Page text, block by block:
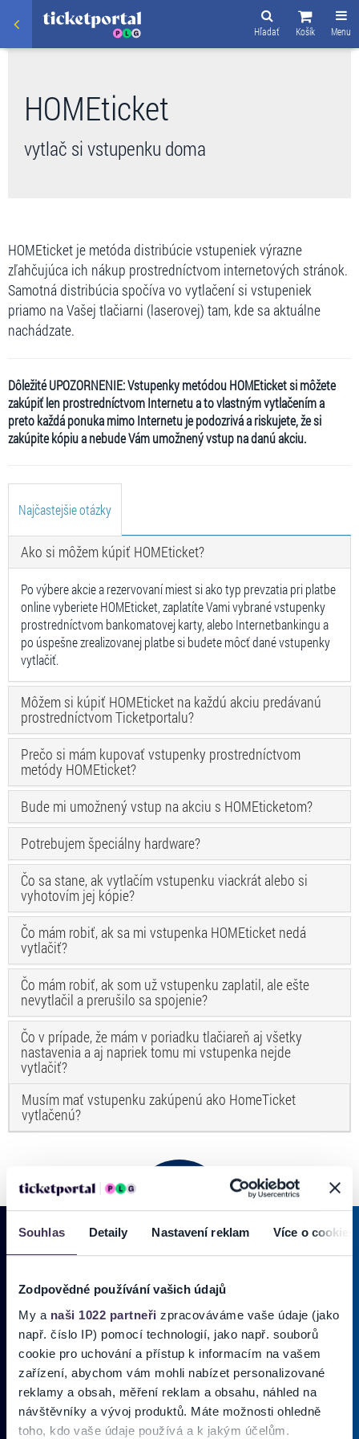
Souhlas Detaily Nastavení reklam Více o cookies
Zodpovědné používání vašich údajů
My a naši 1022 partneři zpracováváme vaše údaje (jako
např. číslo IP) pomocí technologií, jako např. souborů
cookie pro uchování a přístup k informacím na vašem
zařízení, abychom vám mohli nabízet personalizované
reklamy a obsah, měření reklam a obsahu, náhled na
návštěvníky a vývoj produktů. Máte možnosti ohledně
toho, kdo vaše údaje používá a k jakým účelům.
Menu
Košík
Hľadať
HOMEticket
vytlač si vstupenku doma
HOMEticket je metóda distribúcie vstupeniek výrazne
zľahčujúca ich nákup prostredníctvom internetových stránok.
Samotná distribúcia spočíva vo vytlačení si vstupeniek
priamo na Vašej tlačiarni (laserovej) tam, kde sa aktuálne
nachádzate.
Dôležité UPOZORNENIE: Vstupenky metódou HOMEticket si môžete
zakúpiť len prostredníctvom Internetu a to vlastným vytlačením a
preto každá ponuka mimo Internetu je podozrivá a riskujete, že si
zakúpite kópiu a nebude Vám umožnený vstup na danú akciu.
Najčastejšie otázky
Ako si môžem kúpiť HOMEticket?
Po výbere akcie a rezervovaní miest si ako typ prevzatia pri platbe
online vyberiete HOMEticket, zaplatíte Vami vybrané vstupenky
prostredníctvom bankomatovej karty, alebo Internetbankingu a
po úspešne zrealizovanej platbe si budete môcť dané vstupenky
vytlačiť.
Môžem si kúpiť HOMEticket na každú akciu predávanú
prostredníctvom Ticketportalu?
Prečo si mám kupovať vstupenky prostredníctvom
metódy HOMEticket?
Bude mi umožnený vstup na akciu s HOMEticketom?
Potrebujem špeciálny hardware?
Čo sa stane, ak vytlačím vstupenku viackrát alebo si
vyhotovím jej kópie?
Čo mám robiť, ak sa mi vstupenka HOMEticket nedá
vytlačiť?
Čo mám robiť, ak som už vstupenku zaplatil, ale ešte
nevytlačil a prerušilo sa spojenie?
Čo v prípade, že mám v poriadku tlačiareň aj všetky
nastavenia a aj napriek tomu mi vstupenka nejde
vytlačiť?
Musím mať vstupenku zakúpenú ako HomeTicket
vytlačenú?
PRIHLÁSIŤ SA KODBERU NOVINIEK
Pridajte sa do zoznamu odberateľov a doručte si najnovšie špeciálne
ponuky priamo do doručenej pošty.
Vložte
svoj
email
Zadajte